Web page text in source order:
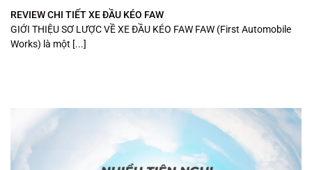
REVIEW CHI TIẾT XE ĐẦU KÉO FAW
GIỚI THIỆU SƠ LƯỢC VỀ XE ĐẦU KÉO FAW FAW (First Automobile
Works) là một [...]